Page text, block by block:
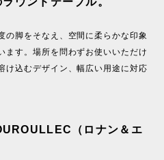
の脚をそなえ、空間に柔らかな印象
ます。場所を問わずお使いいただけ
け込むデザイン、幅広い用途に対応
（ロナン＆エ